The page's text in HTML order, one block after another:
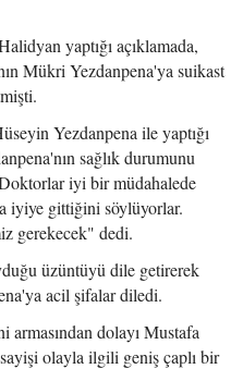
yaptığı açıklamada,
Mükri Yezdanpena'ya suikast
Yezdanpena ile yaptığı
sağlık durumunu
iyi bir müdahalede
iyiye gittiğini söylüyorlar.
gerekecek" dedi.
üzüntüyü dile getirerek
acil şifalar diledi.
dolayı Mustafa
olayla ilgili geniş çaplı bir